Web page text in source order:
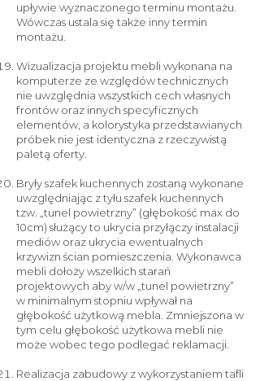
upływie wyznaczonego terminu montażu.
Wówczas ustala się także inny termin
montażu.
Wizualizacja projektu mebli wykonana na
komputerze ze względów technicznych
nie uwzględnia wszystkich cech własnych
frontów oraz innych specyficznych
elementów, a kolorystyka przedstawianych
próbek nie jest identyczna z rzeczywistą
paletą oferty.
Bryły szafek kuchennych zostaną wykonane
uwzględniając z tyłu szafek kuchennych
tzw. „tunel powietrzny” (głębokość max do
10cm) służący to ukrycia przyłączy instalacji
mediów oraz ukrycia ewentualnych
krzywizn ścian pomieszczenia. Wykonawca
mebli dołoży wszelkich starań
projektowych aby w/w „tunel powietrzny”
w minimalnym stopniu wpływał na
głębokość użytkową mebla. Zmniejszona w
tym celu głębokość użytkowa mebli nie
może wobec tego podlegać reklamacji.
Realizacja zabudowy z wykorzystaniem tafli